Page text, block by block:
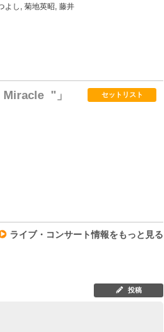
よし, 菊地英昭, 藤井
"」
セットリスト
ライブ・コンサート情報をもっと見る
投稿